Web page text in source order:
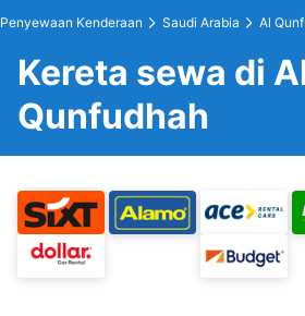
Penyewaan Kenderaan Saudi Arabia Al
Kereta sewa di
Qunfudhah